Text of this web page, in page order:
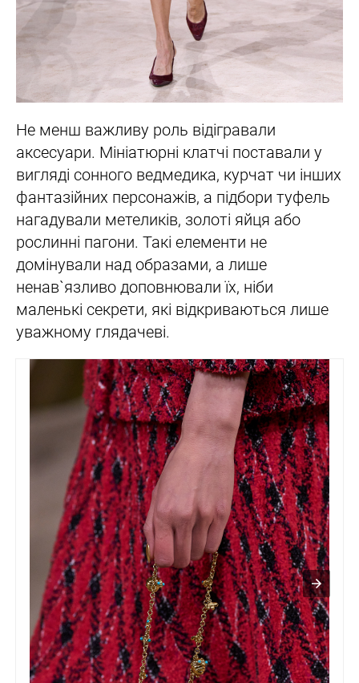
Не менш важливу роль відігравали
аксесуари. Мініатюрні клатчі поставали у
вигляді сонного ведмедика, курчат чи інших
фантазійних персонажів, а підбори туфель
нагадували метеликів, золоті яйця або
рослинні пагони. Такі елементи не
домінували над образами, а лише
ненав`язливо доповнювали їх, ніби
маленькі секрети, які відкриваються лише
уважному глядачеві.